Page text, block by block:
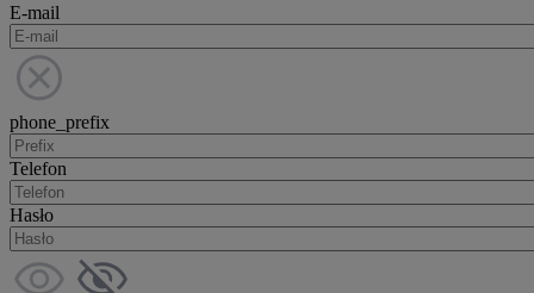
E-mail
phone_prefix
Telefon
Hasło